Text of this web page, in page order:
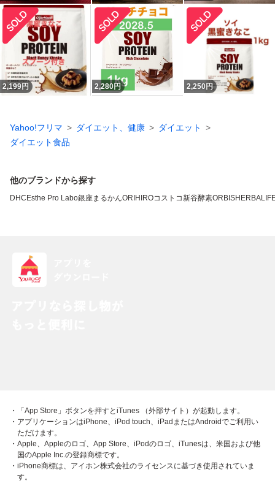
2,199円 2,280円 2,250 円
Yahoo!フリマ ダイエット、健康
ダイエット
ダイエット食品
他のブランドから探す
DHC Esthe Pro Labo銀座まるかんORIHIROコストコ新谷酵素ORBIS
・「App Store」ボタンを押すとiTunes （外部サイト）が起動します。
・アプリケーションはiPhone、iPod touch、iPadまたはAndroidでご利用い
ただけます。
・Apple、Appleのロゴ、App Store、iPodのロゴ、iTunesは、米国および他
国のApple Inc.の登録商標です。
・iPhone商標は、アイホン株式会社のライセンスに基づき使用されていま
す。